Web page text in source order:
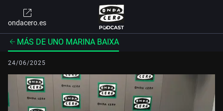
ondacero.es
MÁS DE UNO MARINA BAIXA
24/06/2025